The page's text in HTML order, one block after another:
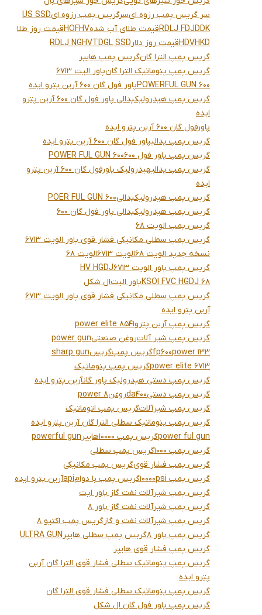
سر گریس پمپ رزوه ایسرگریس پمپ رزوه ایUS SSD
RDLJ FDJDDKقیمت طلای آب شدهHOFHVقیمت روز طلا
HDVHKDقیمت روز دلار TDGL SSD
RDLJ NGHV
گریس پمپ الترا گانگریس پمپ هایپر
گریس پمپ پنوماتیک الترا گانپاور الیت 6713
POWERFUL GUN 600پاور فول گان 600 آرین پترو ایده
گریس پمپ هیدرولیکپدالی پاور فول گان 600 آرین پترو
ایده
پاورفول گان 600 آرین پترو ایده
گریس پمپ پدالیپاور فول گان 600 آرین پترو ایده
گریس پمپ پاور فول 600
POWER FUL GUN 600
گریس پمپ پدالیهیدرولیک پاورفول گان 600 آرین پترو
ایده
گریس پمپ هیدرولیکپدالیPOER FUL GUN 600
گریس پمپ هیدرولیکپدالی پاور فول گان 600
گریس پمپ الویت 68
گریس پمپ سطلی مکانیکی فشار قوی پاور الویت 6713
نسخه جدید الویت 68
الویت 6713
الویت 68
گریس پمپ پاور الویت 6713
HV HGDJ
KSOI FVC HGDJ 68پاور الیتال شکل
گریس پمپ سطلی مکانیکی فشار قوی پاور الویت 6713
آرین پترو ایده
گریس پمپ آرین پتروpower elite 8541
گریس پمپ شیر آلاتروغن صنعتیpower gun
power 133
fp600گریس پمپگریسsharp gun
power elite 6713گریس پمپ پنوماتیک
گریس پمپ دستی هیدرولیک پاور گانآرین پترو ایده
گریس پمپ دستیda400روغنpower 8
گریس پمپ شیرآلاتگریس پمپ اتوماتیک
گریس پمپ پنوماتیک سطلی الترا گان آرین پترو ایده
power ful gunگریس پمپ 10000 هایپر powerful gun
گریس پمپ 1000
گریس پمپ سطلی
گریس پمپ فشار قویگریس پمپ مکانیکی
گریس پمپ 10000psi
گریس پمپ با دوامapiآرین پترو ایده
گریس پمپ شیرآلات نفت گاز پاور ایت
گریس پمپ شیرآلات نفت گاز پاور 8
گریس پمپ شیرآلات نفت و گازگریس پمپ اکتیو 8
گریس پمپ پاور 8
گریس پمپ سطلی هایپر ULTRA GUN
گریس پمپ فشار قوی هایپر
گریس پمپ پنوماتیک سطلی فشار قوی الترا گان آرین
پترو ایده
گریس پمپ پنوماتیک سطلی فشار قوی الترا گان
گریس پمپ پاور فول گان ال شکل